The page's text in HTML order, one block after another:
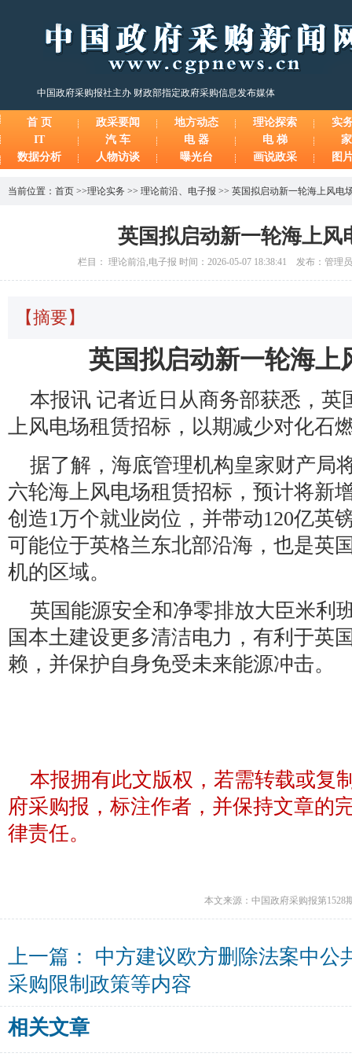
中国政府采购报社主办 财政部指定政府采购信息发布媒体
首 页 政采要闻 地方动态 理论探索
实
IT
汽 车 电 器 电 梯
数据分析
人物访谈 曝光台 画说政采 图
当前位置： 首页 >>理论实务 >> 理论前沿、 电子报 >> 英国拟启动新一轮海上风电
英国拟启动新一轮海上风
栏目： 理论前沿,电子报 时间：2026-05-07 18:38:41 发布：管理
【摘要】
英国拟启动新一轮海上
本报讯 记者近日从商务部获悉，英
上风电场租赁招标，以期减少对化石
据了解，海底管理机构皇家财产局
六轮海上风电场租赁招标，预计将新
创造1万个就业岗位，并带动120亿英
可能位于英格兰东北部沿海，也是英
机的区域。
英国能源安全和净零排放大臣米利
国本土建设更多清洁电力，有利于英
赖，并保护自身免受未来能源冲击。
本报拥有此文版权，若需转载或复
府采购报，标注作者，并保持文章的
律责任。
本文来源：中国政府采购报第1528
上一篇： 中方建议欧方删除法案中公
采购限制政策等内容
相关文章